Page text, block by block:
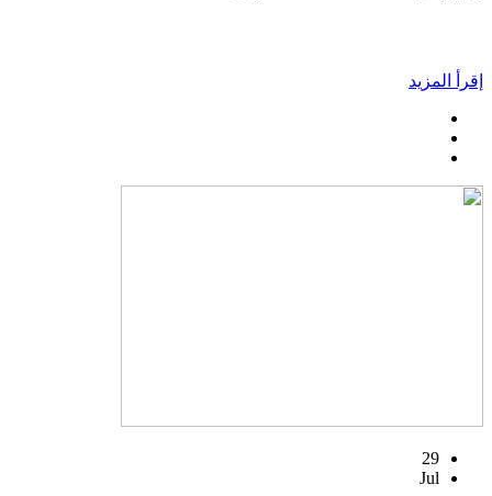
إقرأ المزيد
29
Jul